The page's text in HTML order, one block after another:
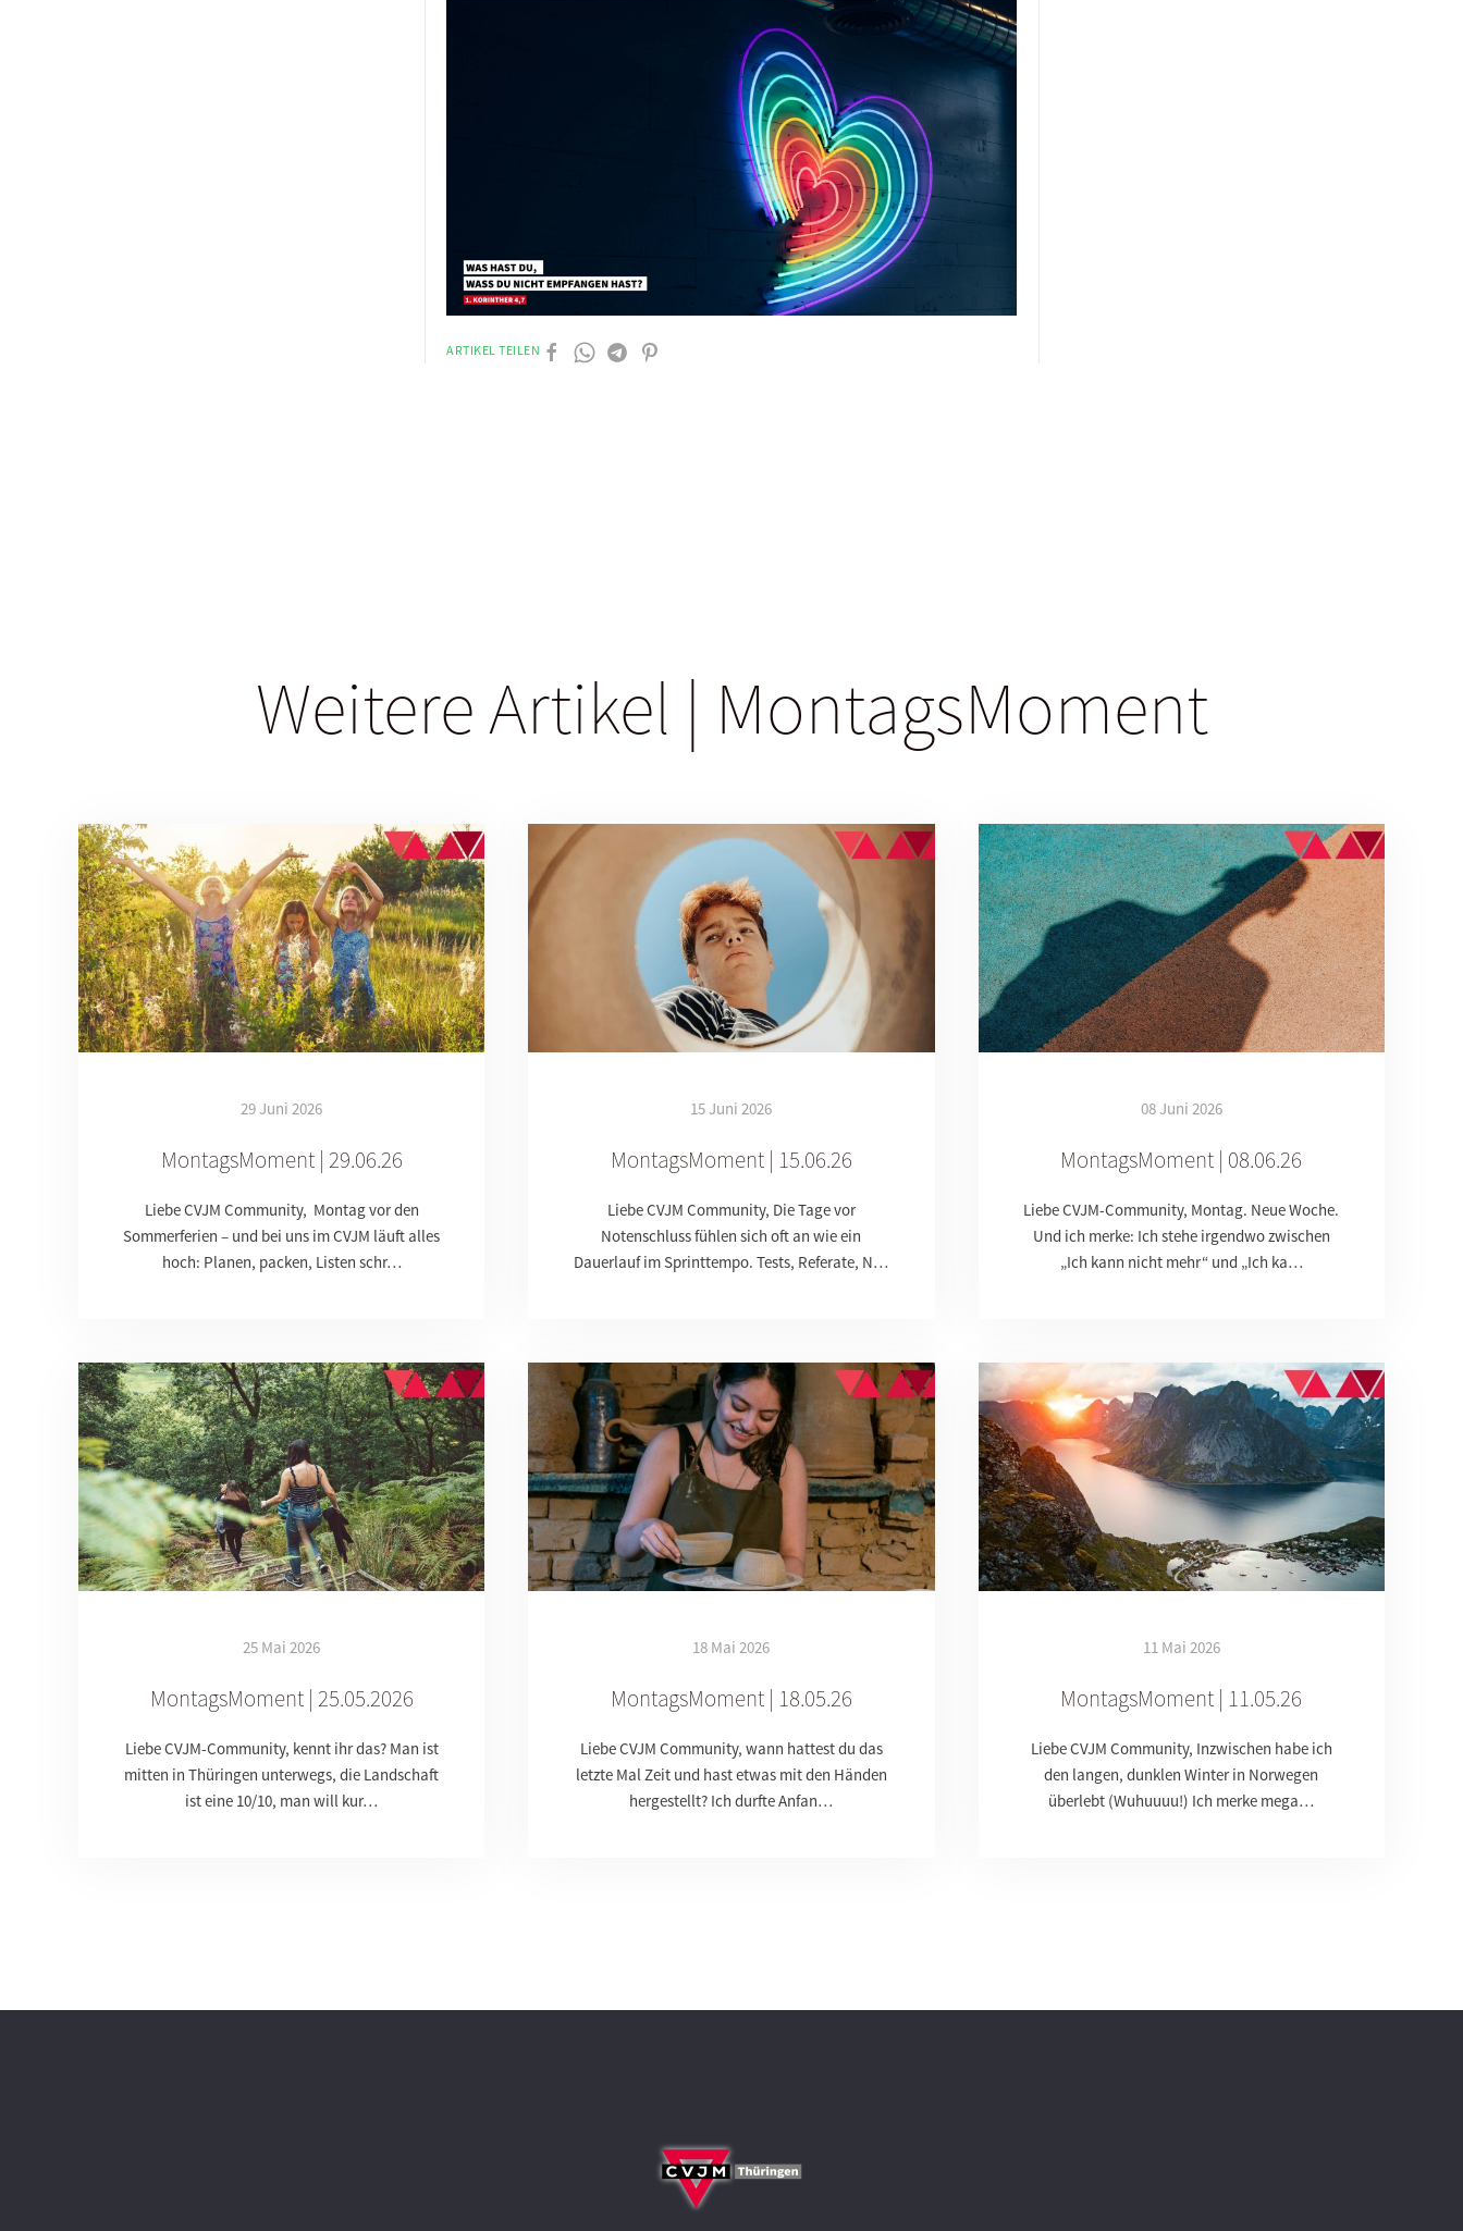
ARTIKEL TEILEN
Weitere Artikel | MontagsMoment
29 Juni 2026
MontagsMoment | 29.06.26
Liebe CVJM Community, Montag vor den
Sommerferien – und bei uns im CVJM läuft alles
hoch: Planen, packen, Listen schr…
15 Juni 2026
MontagsMoment | 15.06.26
Liebe CVJM Community, Die Tage vor
Notenschluss fühlen sich oft an wie ein
Dauerlauf im Sprinttempo. Tests, Referate, N…
08 Juni 2026
MontagsMoment | 08.06.26
Liebe CVJM-Community, Montag. Neue Woche.
Und ich merke: Ich stehe irgendwo zwischen
„Ich kann nicht mehr“ und „Ich ka…
25 Mai 2026
MontagsMoment | 25.05.2026
Liebe CVJM-Community, kennt ihr das? Man ist
mitten in Thüringen unterwegs, die Landschaft
ist eine 10/10, man will kur…
18 Mai 2026
MontagsMoment | 18.05.26
Liebe CVJM Community, wann hattest du das
letzte Mal Zeit und hast etwas mit den Händen
hergestellt? Ich durfte Anfan…
11 Mai 2026
MontagsMoment | 11.05.26
Liebe CVJM Community, Inzwischen habe ich
den langen, dunklen Winter in Norwegen
überlebt (Wuhuuuu!) Ich merke mega…